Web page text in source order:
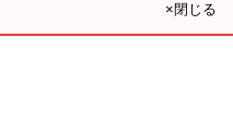
×閉じる